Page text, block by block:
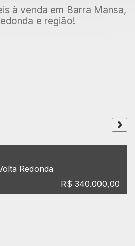
à venda em Barra Mansa,
e região!
Redonda
R$ 340.000,00